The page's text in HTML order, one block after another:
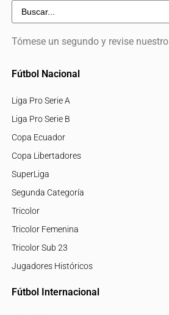
Tómese un segundo y revise nuestro
Fútbol Nacional
Liga Pro Serie A
Liga Pro Serie B
Copa Ecuador
Copa Libertadores
SuperLiga
Segunda Categoría
Tricolor
Tricolor Femenina
Tricolor Sub 23
Jugadores Históricos
Fútbol Internacional